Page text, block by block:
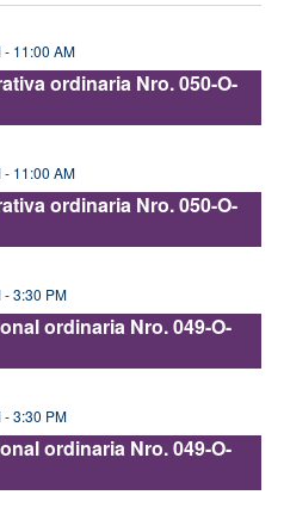
- 11:00 AM
ordinaria Nro. 050-O-
- 11:00 AM
ordinaria Nro. 050-O-
-3:30 PM
ordinaria Nro. 049-O-
-3:30 PM
ordinaria Nro. 049-O-